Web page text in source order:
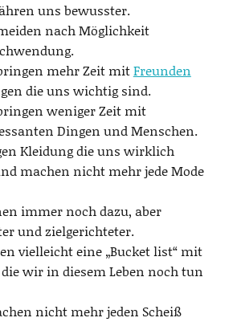
uns bewusster.
nach Möglichkeit
mehr Zeit mitFreunden
die uns wichtig sind.
weniger Zeit mit
Dingen und Menschen.
Kleidung die uns wirklich
machen nicht mehr jede Mode
immer noch dazu, aber
und zielgerichteter.
vielleicht eine „Bucket list“ mit
wir in diesem Leben noch tun
nicht mehr jeden Scheiß